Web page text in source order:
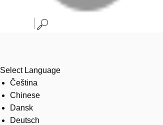
Select Language
Čeština
Chinese
Dansk
Deutsch